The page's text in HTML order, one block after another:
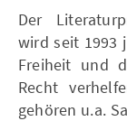
Der
wird seit 1993
Freiheit und
Recht
gehören u.a.